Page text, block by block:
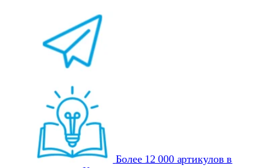
Более 12 000 артикулов в